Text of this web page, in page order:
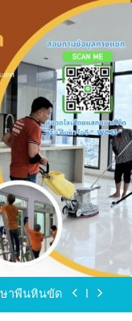
วนครปฐม
ไลน์ WCS1
ษาพื้นหินขัด